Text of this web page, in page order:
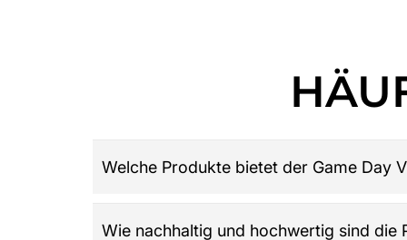
Welche Produkte bietet der Game Day
Damen, Herren und Kinder, Retro-Trikots,
Wie nachhaltig und hochwertig sind die